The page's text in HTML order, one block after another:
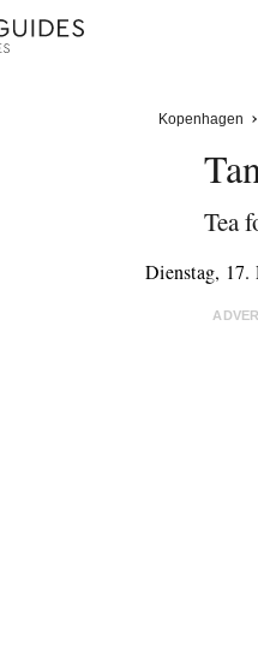
Kopenhagen
Tea
Dienstag, 17.